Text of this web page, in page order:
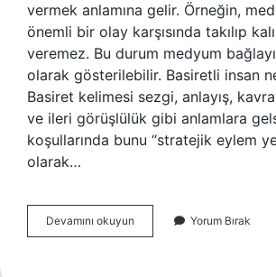
vermek anlamına gelir. Örneğin,
önemli bir olay karşısında takılıp
veremez. Bu durum medyum
olarak gösterilebilir. Basiretli insan
Basiret kelimesi sezgi, anlayış,
ve ileri görüşlülük gibi anlamlara
koşullarında bunu “stratejik eylem
olarak…
Devamını okuyun
Bağlı
Yorum Bırak